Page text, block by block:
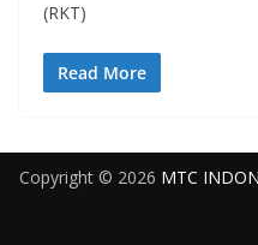
(RKT)
Read More
Copyright © 2026 MTC